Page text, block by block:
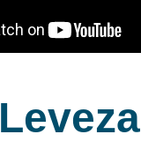
Leveza